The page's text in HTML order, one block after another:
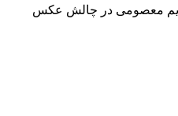
معصومی در چالش عکس